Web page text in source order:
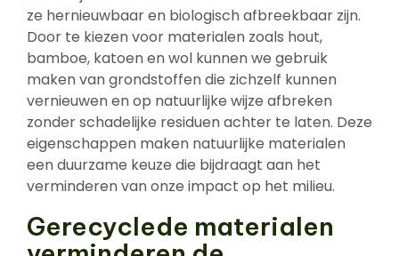
ze hernieuwbaar en biologisch afbreekbaar zijn.
Door te kiezen voor materialen zoals hout,
bamboe, katoen en wol kunnen we gebruik
maken van grondstoffen die zichzelf kunnen
vernieuwen en op natuurlijke wijze afbreken
zonder schadelijke residuen achter te laten. Deze
eigenschappen maken natuurlijke materialen
een duurzame keuze die bijdraagt aan het
verminderen van onze impact op het milieu.
Gerecyclede materialen